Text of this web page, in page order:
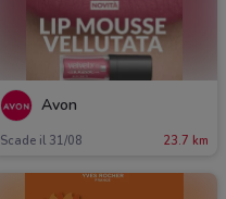
Avon
Scade il 31/08 23.7 km